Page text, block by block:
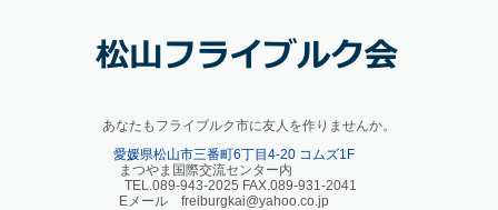
あなたもフライブルク市に友人を作りませんか。
愛媛県松山市三番町6丁目4-20 コムズ1F
まつやま国際交流センター内
TEL.089-943-2025 FAX.089-931-2041
Eメール freiburgkai@yahoo.co.jp